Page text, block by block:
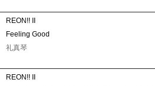
REON!! II
Feeling Good
礼真琴
REON!! II